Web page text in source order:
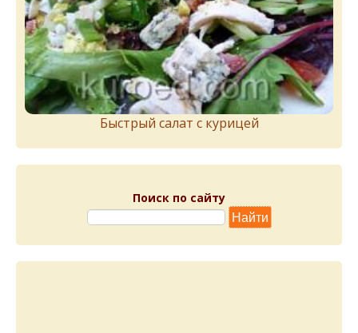
Быстрый салат с курицей
Поиск по сайту